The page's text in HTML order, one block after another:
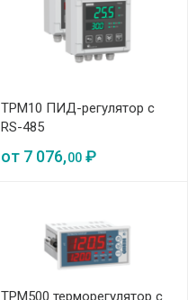
ТРМ10 ПИД-регулятор с
RS-485
от 7 076,00₽
ТРМ500 терморегулятор с